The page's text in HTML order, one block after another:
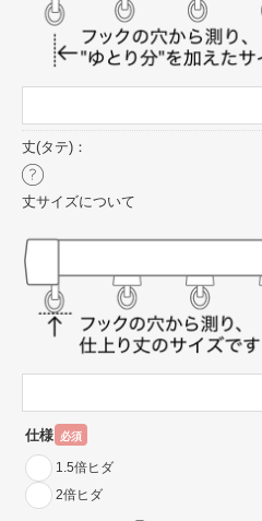
丈(タテ)：
丈サイズについて
仕様 必須
1.5倍ヒダ
2倍ヒダ